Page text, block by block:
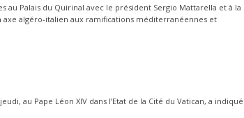
Palais du Quirinal avec le président Sergio Mattarella et à la
axe algéro-italien aux ramifications méditerranéennes et
au Pape Léon XIV dans l’Etat de la Cité du Vatican, a indiqué